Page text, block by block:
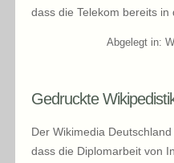
dass die Telekom bereits
Abgelegt in:
Gedruckte
Der Wikimedia
dass die Diplomarbeit von